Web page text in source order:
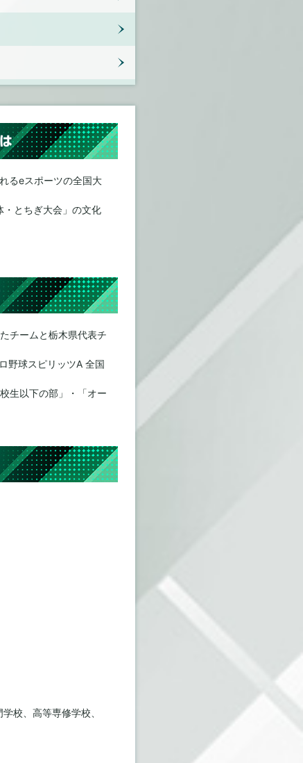
るeスポーツの全国大
とちぎ大会」の文化
チームと栃木県代表チ
野球スピリッツA 全国
生以下の部」・「オー
校、高等専修学校、